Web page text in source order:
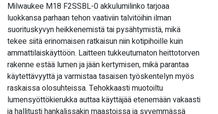
Milwaukee M18 F2SSBL-0 akkulumilinko tarjoaa
luokkansa parhaan tehon vaativiin talvitöihin ilman
suorituskyvyn heikkenemistä tai pysähtymistä, mikä
tekee siitä erinomaisen ratkaisun niin kotipihoille kuin
ammattilaiskäyttöön. Laitteen tukkeutumaton heittotorven
rakenne estää lumen ja jään kertymisen, mikä parantaa
käytettävyyttä ja varmistaa tasaisen työskentelyn myös
raskaissa olosuhteissa. Tehokkaasti muotoiltu
lumensyöttökierukka auttaa käyttäjää etenemään vakaasti
ja hallitusti hankalissakin maastoissa ja syvemmässä